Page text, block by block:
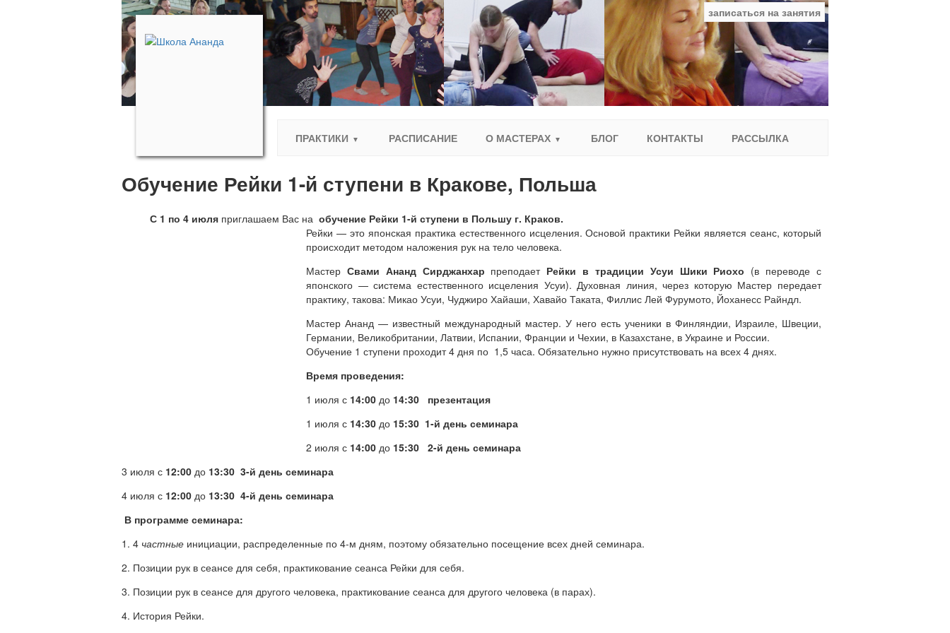
facebookВКонтакте
YouTube
Instagram
записаться на занятия
ПРАКТИКИ
РАСПИСАНИЕ О МАСТЕРАХ БЛОГ КОНТАКТЫ РАССЫЛКА
Обучение Рейки 1-й ступени в Кракове, Польша
С 1 по 4 июля приглашаем Вас на обучение Рейки 1-й ступени в Польшу г. Краков.
Рейки — это японская практика естественного исцеления. Основой практики Рейки является сеанс, который
происходит методом наложения рук на тело человека.
Мастер Свами Ананд Сирджанхар преподает Рейки в традиции Усуи Шики Риохо (в переводе с
японского — система естественного исцеления Усуи). Духовная линия, через которую Мастер передает
практику, такова: Микао Усуи, Чуджиро Хайаши, Хавайо Таката, Филлис Лей Фурумото, Йоханесс Райндл.
Мастер Ананд — известный международный мастер. У него есть ученики в Финляндии, Израиле, Швеции,
Германии, Великобритании, Латвии, Испании, Франции и Чехии, в Казахстане, в Украине и России.
Обучение 1 ступени проходит 4 дня по 1,5 часа. Обязательно нужно присутствовать на всех 4 днях.
Время проведения:
1 июля с 14:00 до 14:30 презентация
1 июля с 14:30 до 15:30 1-й день семинара
2 июля с 14:00 до 15:30 2-й день семинара
3 июля с 12:00 до 13:30 3-й день семинара
4 июля с 12:00 до 13:30 4-й день семинара
В программе семинара:
1. 4 частные инициации, распределенные по 4-м дням, поэтому обязательно посещение всех дней семинара.
2. Позиции рук в сеансе для себя, практикование сеанса Рейки для себя.
3. Позиции рук в сеансе для другого человека, практикование сеанса для другого человека (в парах).
4. История Рейки.